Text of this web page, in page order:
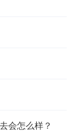
会怎么样？